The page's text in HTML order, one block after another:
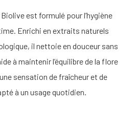
est formulé pour l’hygiène
Enrichi en extraits naturels
il nettoie en douceur sans
à maintenir l’équilibre de la flore
sensation de fraîcheur et de
à un usage quotidien.